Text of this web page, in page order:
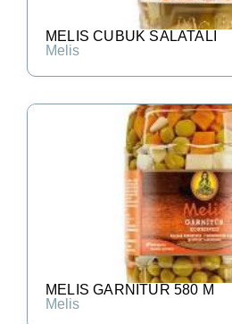
MELIS CUBUK SALATALI
Melis
MELIS GARNITUR 580 M
Melis